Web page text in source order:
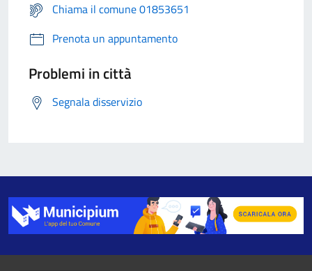
Chiama il comune 01853651
Prenota un appuntamento
Problemi in città
Segnala disservizio